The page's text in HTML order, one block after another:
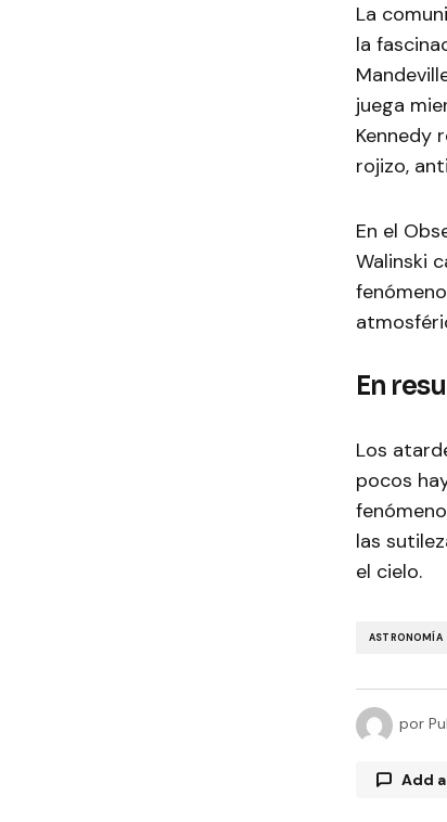
La
la
juega
Kennedy
rojizo,
En el
Walinski
En
Los
pocos
las
el cielo.
ASTRONOMÍA
por
Add